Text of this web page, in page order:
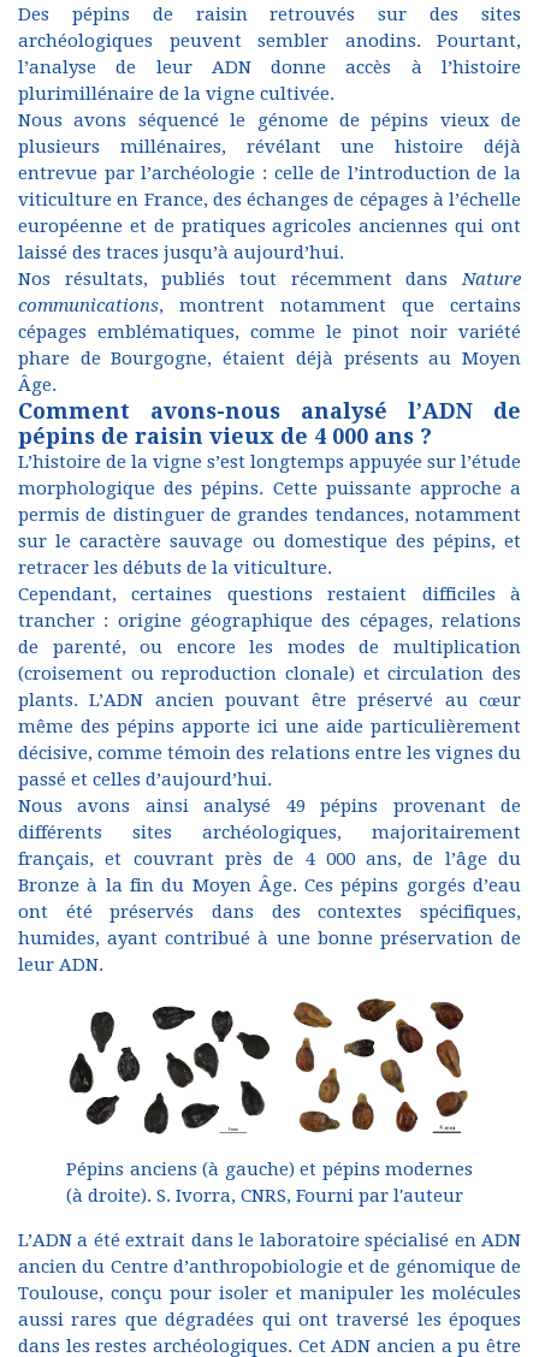
Des pépins de raisin retrouvés sur des sites
archéologiques peuvent sembler anodins. Pourtant,
l’analyse de leur ADN donne accès à l’histoire
plurimillénaire de la vigne cultivée.
Nous avons séquencé le génome de pépins vieux de
plusieurs millénaires, révélant une histoire déjà
entrevue par l’archéologie : celle de l’introduction de la
viticulture en France, des échanges de cépages à l’échelle
européenne et de pratiques agricoles anciennes qui ont
laissé des traces jusqu’à aujourd’hui.
Nos résultats, publiés tout récemment dansNature
communications, montrent notamment que certains
cépages emblématiques, comme le pinot noir variété
phare de Bourgogne, étaient déjà présents au Moyen
Âge.
Comment avons-nous analysé l’ADN de
pépins de raisin vieux de 4 000 ans ?
L’histoire de la vigne s’est longtemps appuyée sur l’étude
morphologique des pépins. Cette puissante approche a
permis de distinguer de grandes tendances, notamment
sur le caractère sauvage ou domestique des pépins, et
retracer les débuts de la viticulture.
Cependant, certaines questions restaient difficiles à
trancher : origine géographique des cépages, relations
de parenté, ou encore les modes de multiplication
(croisement ou reproduction clonale) et circulation des
plants. L’ADN ancien pouvant être préservé au cœur
même des pépins apporte ici une aide particulièrement
décisive, comme témoin des relations entre les vignes du
passé et celles d’aujourd’hui.
Nous avons ainsi analysé 49 pépins provenant de
différents sites archéologiques, majoritairement
français, et couvrant près de 4 000 ans, de l’âge du
Bronze à la fin du Moyen Âge. Ces pépins gorgés d’eau
ont été préservés dans des contextes spécifiques,
humides, ayant contribué à une bonne préservation de
leur ADN.
Pépins anciens (à gauche) et pépins modernes
(à droite). S. Ivorra, CNRS, Fourni par l'auteur
L’ADN a été extrait dans le laboratoire spécialisé en ADN
ancien du Centre d’anthropobiologie et de génomique de
Toulouse, conçu pour isoler et manipuler les molécules
aussi rares que dégradées qui ont traversé les époques
dans les restes archéologiques. Cet ADN ancien a pu être